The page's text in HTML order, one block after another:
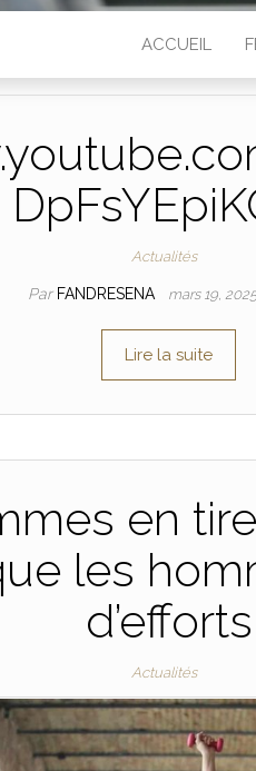
ACCUEIL
Actualités
Par FANDRESENA mars 19,
Lire la suite
en
les
d’efforts
Actualités